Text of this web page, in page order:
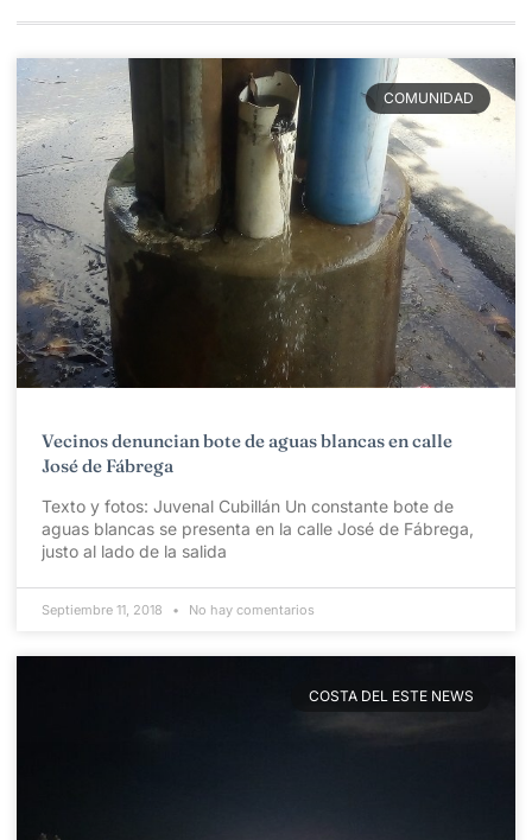
COMUNIDAD
Vecinos denuncian bote de aguas blancas en calle
José de Fábrega
Texto y fotos: Juvenal Cubillán Un constante bote de
aguas blancas se presenta en la calle José de Fábrega,
justo al lado de la salida
Septiembre 11, 2018 No hay comentarios
COSTA DEL ESTE NEWS